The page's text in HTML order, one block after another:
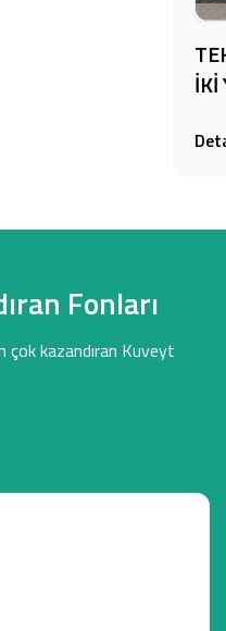
İKİ
Fonları
çok kazandıran Kuveyt